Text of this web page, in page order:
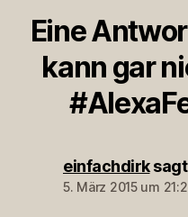
Eine
kann gar
einfachdirk
5. März 2015 um